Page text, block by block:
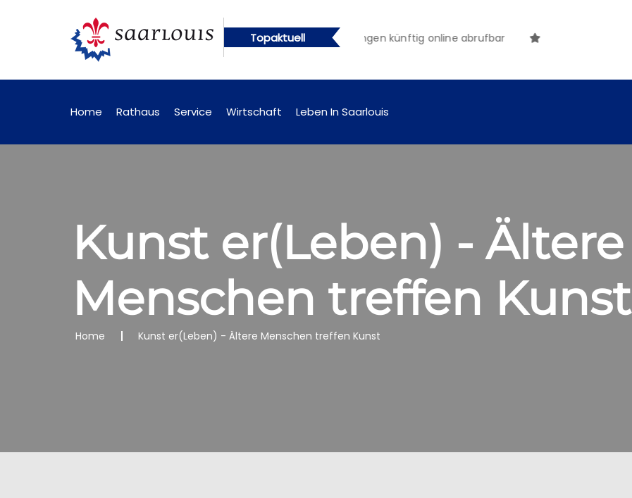
Topaktuell
künftig online abrufbar Öffentliche Bekanntmachungen künftig online abrufbar
Home Rathaus Service Wirtschaft Leben In Saarlouis
Kunst er(Leben) - Ältere
Menschen treffen Kunst
Home Kunst er(Leben) - Ältere Menschen treffen Kunst